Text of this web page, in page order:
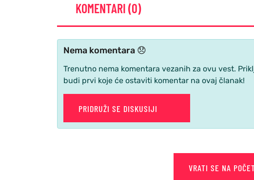
KOMENTARI (0)
Nema komentara 😞
Trenutno nema komentara vezanih za ovu vest.
budi prvi koje će ostaviti komentar na ovaj članak!
PRIDRUŽI SE DISKUSIJI
VRATI SE NA